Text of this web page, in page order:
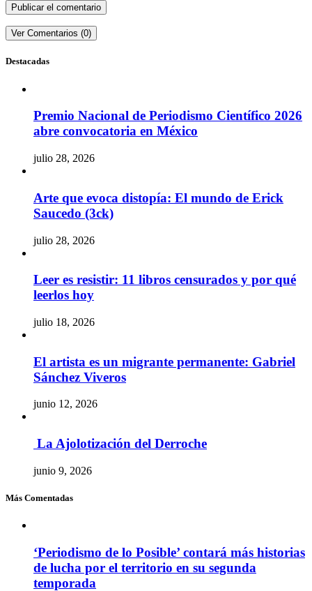
Ver Comentarios (0)
Destacadas
Premio Nacional de Periodismo Científico 2026
abre convocatoria en México
julio 28, 2026
Arte que evoca distopía: El mundo de Erick
Saucedo (3ck)
julio 28, 2026
Leer es resistir: 11 libros censurados y por qué
leerlos hoy
julio 18, 2026
El artista es un migrante permanente: Gabriel
Sánchez Viveros
junio 12, 2026
La Ajolotización del Derroche
junio 9, 2026
Más Comentadas
‘Periodismo de lo Posible’ contará más historias
de lucha por el territorio en su segunda
temporada